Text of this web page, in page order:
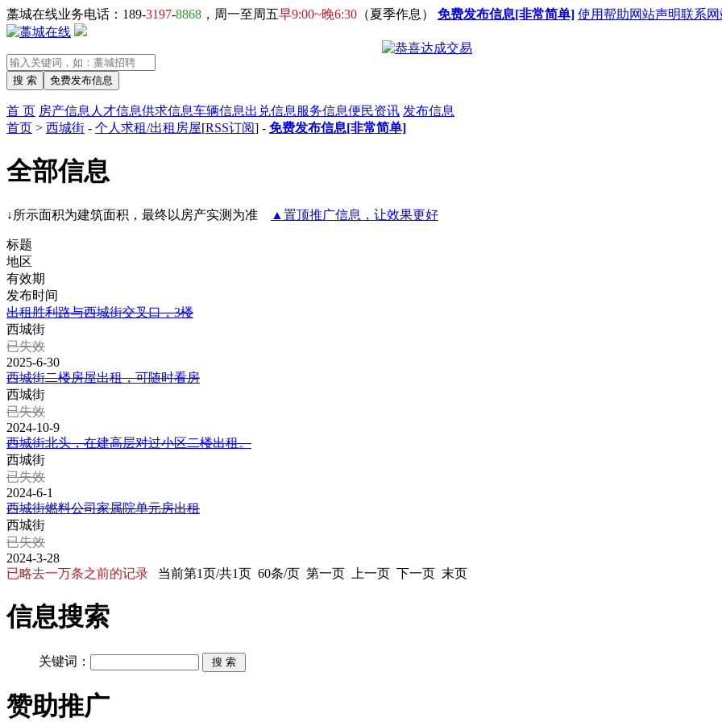
藁城在线业务电话：189-3197-8868 ，周一至周五早9:00~晚6:30 （夏季作息） 免费发布信息[非常简单] 使用帮助网站声明联系网
首 页 房产信息 人才信息供求信息车辆信息出兑信息 服务信息便民资讯 发布信息
首页 > 西城街 - 个人求租/出租房屋[RSS订阅] - 免费发布信息[非常简单]
全部信息
↓所示面积为建筑面积，最终以房产实测为准 ▲置顶推广信息，让效果更好
标题
地区
有效期
发布时间
出租胜利路与西城街交叉口，3楼
西城街
已失效
2025-6-30
西城街二楼房屋出租，可随时看房
西城街
已失效
2024-10-9
西城街北头，在建高层对过小区二楼出租。
西城街
已失效
2024-6-1
西城街燃料公司家属院单元房出租
西城街
已失效
2024-3-28
已略去一万条之前的记录
当前第1页/共1页 60条/页 第一页 上一页 下一页 末页
信息搜索
关键词：
赞助推广